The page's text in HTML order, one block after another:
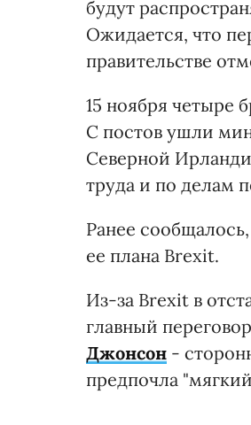
будут
Ожидается, что
правительстве
15 ноября четыре
С постов ушли
Северной
труда и по делам
Ранее
ее плана Brexit.
Из-за Brexit в
главный
Джонсон -
предпочла